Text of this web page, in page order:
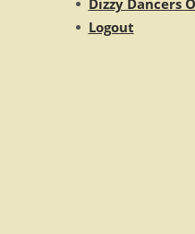
Dizzy Dancers
Logout